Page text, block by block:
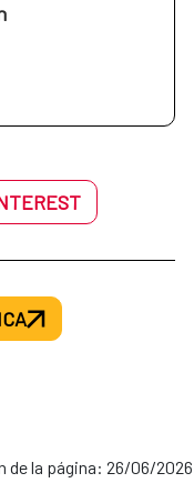
de la página: 26/06/2026